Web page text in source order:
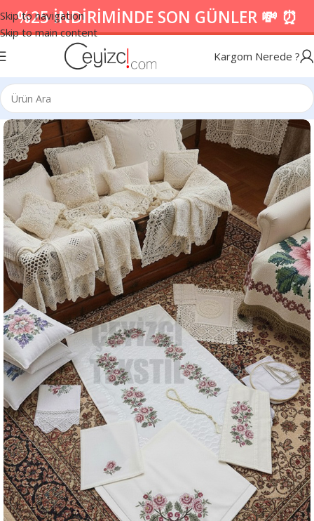
Skip to navigation
Skip to main content
%25 İNDİRİMİNDE SON GÜNLER 💸 ⏰
Kargom Nerede ?